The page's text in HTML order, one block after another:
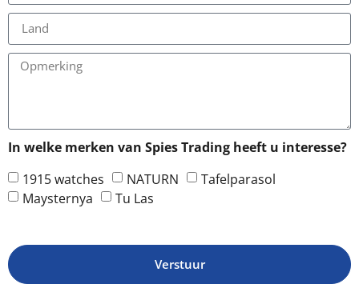
In welke merken van Spies Trading heeft u interesse?
1915 watches
NATURN
Tafelparasol
Maysternya
Tu Las
Verstuur